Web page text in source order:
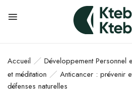
Accueil Développement Personnel
et méditation
Anticancer : prévenir
défenses naturelles